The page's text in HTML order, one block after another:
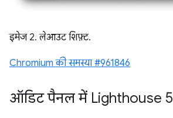
इमेज 2. लेआउट शिफ़्ट.
Chromium की समस्या #961846
ऑडिट पैनल में Lighthouse 5